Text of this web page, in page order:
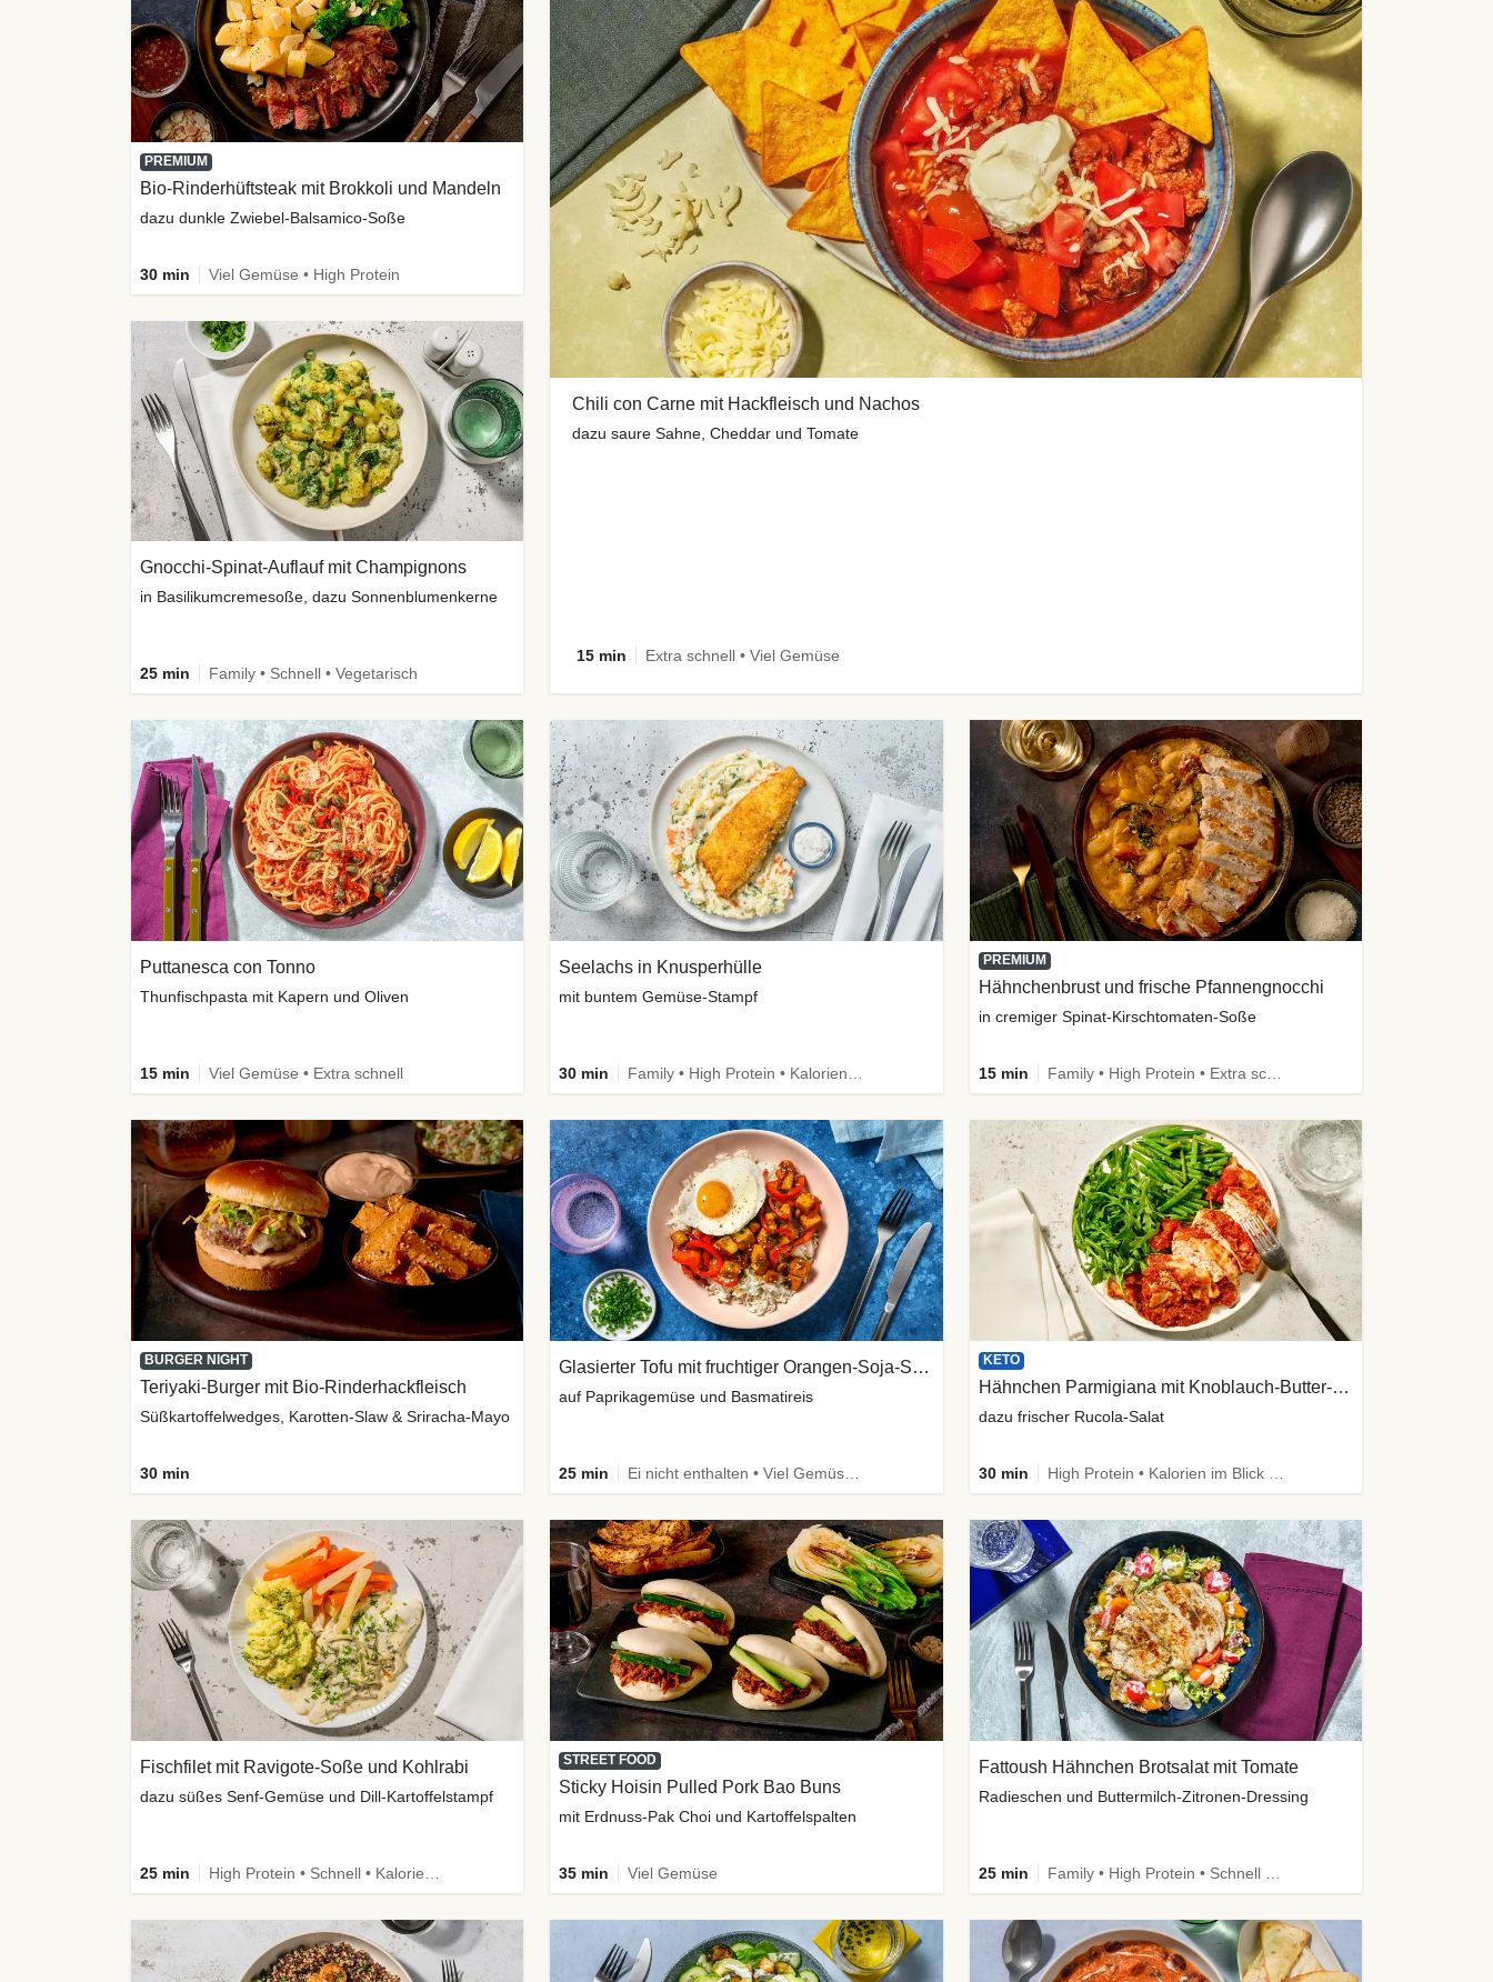
Chili con Carne mit Hackfleisch und Nachos
dazu saure Sahne, Cheddar und Tomate
15 min Extra schnell • Viel Gemüse
PREMIUM
Bio-Rinderhüftsteak mit Brokkoli und Mandeln
dazu dunkle Zwiebel-Balsamico-Soße
30 min Viel Gemüse • High Protein
Gnocchi-Spinat-Auflauf mit Champignons
in Basilikumcremesoße, dazu Sonnenblumenkerne
25 min Family • Schnell • Vegetarisch
Puttanesca con Tonno
Thunfischpasta mit Kapern und Oliven
15 min Viel Gemüse • Extra schnell
Seelachs in Knusperhülle
mit buntem Gemüse-Stampf
30 min
PREMIUM
Hähnchenbrust und frische Pfannengnocchi
in cremiger Spinat-Kirschtomaten-Soße
15 min Family • High Protein • Extra schnell
BURGER NIGHT
Teriyaki-Burger mit Bio-Rinderhackfleisch
Süßkartoffelwedges, Karotten-Slaw & Sriracha-Mayo
30 min
Glasierter Tofu mit fruchtiger Orangen-Soja-Soße
auf Paprikagemüse und Basmatireis
25 min
KETO
Hähnchen Parmigiana mit Knoblauch-Butter-Bohnen
dazu frischer Rucola-Salat
30 min
Fischfilet mit Ravigote-Soße und Kohlrabi
dazu süßes Senf-Gemüse und Dill-Kartoffelstampf
25 min
STREET FOOD
Sticky Hoisin Pulled Pork Bao Buns
mit Erdnuss-Pak Choi und Kartoffelspalten
35 min Viel Gemüse
Fattoush Hähnchen Brotsalat mit Tomate
Radieschen und Buttermilch-Zitronen-Dressing
25 min